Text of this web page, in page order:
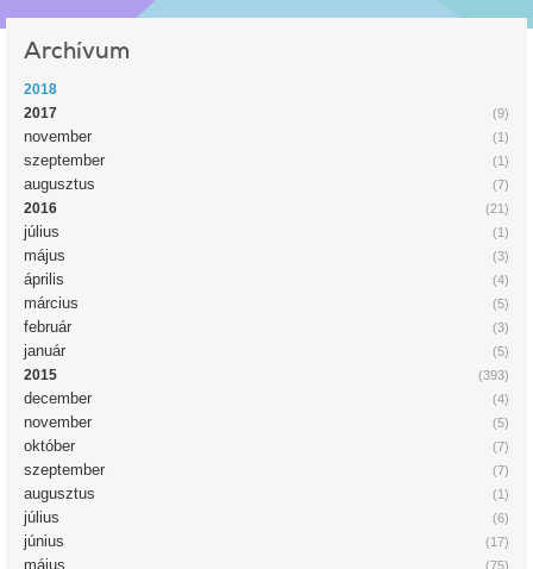
Archívum
2018
(9)
2017
(1)
november
(1)
szeptember
(7)
augusztus
(21)
2016
(1)
július
(3)
május
(4)
április
(5)
március
(3)
február
(5)
január
(393)
2015
(4)
december
(5)
november
(7)
október
(7)
szeptember
(1)
augusztus
(6)
július
(17)
június
(75)
május